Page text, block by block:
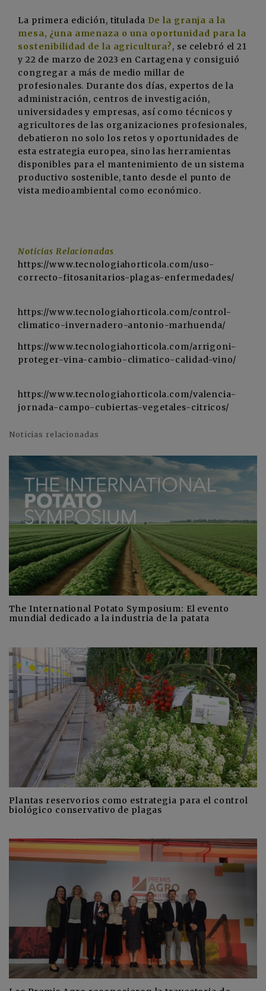
La primera edición, titulada De la granja a la
mesa, ¿una amenaza o una oportunidad para la
sostenibilidad de la agricultura?, se celebró el 21
y 22 de marzo de 2023 en Cartagena y consiguió
congregar a más de medio millar de
profesionales. Durante dos días, expertos de la
administración, centros de investigación,
universidades y empresas, así como técnicos y
agricultores de las organizaciones profesionales,
debatieron no solo los retos y oportunidades de
esta estrategia europea, sino las herramientas
disponibles para el mantenimiento de un sistema
productivo sostenible, tanto desde el punto de
vista medioambiental como económico.
Noticias Relacionadas
https://www.tecnologiahorticola.com/uso-
correcto-fitosanitarios-plagas-enfermedades/
https://www.tecnologiahorticola.com/control-
climatico-invernadero-antonio-marhuenda/
https://www.tecnologiahorticola.com/arrigoni-
proteger-vina-cambio-climatico-calidad-vino/
https://www.tecnologiahorticola.com/valencia-
jornada-campo-cubiertas-vegetales-citricos/
Noticias relacionadas
The International Potato Symposium: El evento
mundial dedicado a la industria de la patata
Plantas reservorios como estrategia para el control
biológico conservativo de plagas